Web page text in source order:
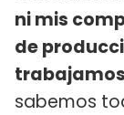
ni mis
de
sabemos